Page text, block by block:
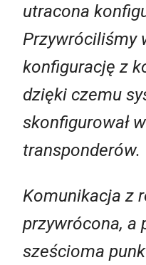
utracona
Przywróciliśmy
konfigurację z
dzięki czemu
skonfigurował
transponderów.
Komunikacja z
przywrócona, a
sześcioma